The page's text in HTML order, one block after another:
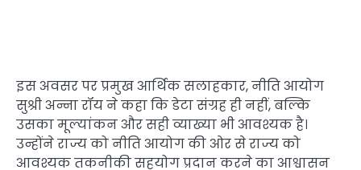
इस अवसर पर प्रमुख आर्थिक सलाहकार, नीति आयोग
सुश्री अन्ना रॉय ने कहा कि डेटा संग्रह ही नहीं, बल्कि
उसका मूल्यांकन और सही व्याख्या भी आवश्यक है।
उन्होंने राज्य को नीति आयोग की ओर से राज्य को
आवश्यक तकनीकी सहयोग प्रदान करने का आश्वासन